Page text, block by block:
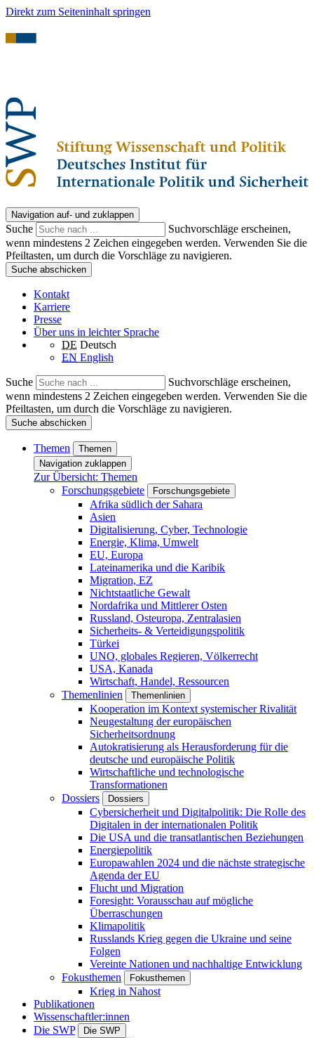
Direkt zum Seiteninhalt springen
Navigation auf- und zuklappen
Suche
Suchvorschläge erscheinen,
wenn mindestens 2 Zeichen eingegeben werden. Verwenden Sie die
Pfeiltasten, um durch die Vorschläge zu navigieren.
Suche abschicken
Kontakt
Karriere
Presse
Über uns in leichter Sprache
DE Deutsch
EN English
Suche
Suchvorschläge erscheinen,
wenn mindestens 2 Zeichen eingegeben werden. Verwenden Sie die
Pfeiltasten, um durch die Vorschläge zu navigieren.
Suche abschicken
Themen
Themen
Navigation zuklappen
Zur Übersicht: Themen
Forschungsgebiete
Forschungsgebiete
Afrika südlich der Sahara
Asien
Digitalisierung, Cyber, Technologie
Energie, Klima, Umwelt
EU, Europa
Lateinamerika und die Karibik
Migration, EZ
Nichtstaatliche Gewalt
Nordafrika und Mittlerer Osten
Russland, Osteuropa, Zentralasien
Sicherheits- & Verteidigungspolitik
Türkei
UNO, globales Regieren, Völkerrecht
USA, Kanada
Wirtschaft, Handel, Ressourcen
Themenlinien
Themenlinien
Kooperation im Kontext systemischer Rivalität
Neugestaltung der europäischen
Sicherheitsordnung
Autokratisierung als Herausforderung für die
deutsche und europäische Politik
Wirtschaftliche und technologische
Transformationen
Dossiers
Dossiers
Cybersicherheit und Digitalpolitik: Die Rolle des
Digitalen in der internationalen Politik
Die USA und die transatlantischen Beziehungen
Energiepolitik
Europawahlen 2024 und die nächste strategische
Agenda der EU
Flucht und Migration
Foresight: Vorausschau auf mögliche
Überraschungen
Klimapolitik
Russlands Krieg gegen die Ukraine und seine
Folgen
Vereinte Nationen und nachhaltige Entwicklung
Fokusthemen
Fokusthemen
Krieg in Nahost
Publikationen
Wissenschaftler:innen
Die SWP
Die SWP